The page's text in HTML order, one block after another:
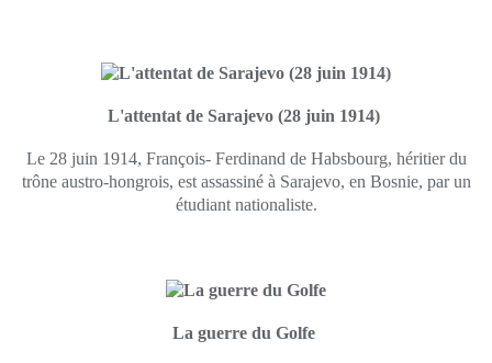
L'attentat de Sarajevo (28 juin 1914)
Le 28 juin 1914, François- Ferdinand de Habsbourg, héritier du
trône austro-hongrois, est assassiné à Sarajevo, en Bosnie, par un
étudiant nationaliste.
La guerre du Golfe